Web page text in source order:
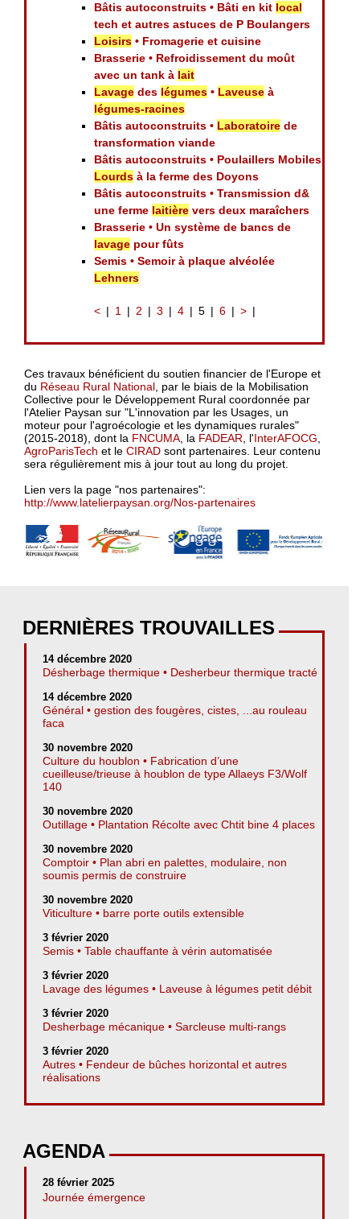
Bâtis autoconstruits • Bâti en kit local
tech et autres astuces de P Boulangers
Loisirs • Fromagerie et cuisine
Brasserie • Refroidissement du moût
avec un tank à lait
Lavage des légumes • Laveuse à
légumes-racines
Bâtis autoconstruits • Laboratoire de
transformation viande
Bâtis autoconstruits • Poulaillers Mobiles
Lourds à la ferme des Doyons
Bâtis autoconstruits • Transmission d&
une ferme laitière vers deux maraîchers
Brasserie • Un système de bancs de
lavage pour fûts
Semis • Semoir à plaque alvéolée
Lehners
< 1 2 3 4 5 6 >
Ces travaux bénéficient du soutien financier de l'Europe et
du Réseau Rural National, par le biais de la Mobilisation
Collective pour le Développement Rural coordonnée par
l'Atelier Paysan sur "L'innovation par les Usages, un
moteur pour l'agroécologie et les dynamiques rurales"
(2015-2018), dont la FNCUMA, la FADEAR, l'InterAFOCG,
AgroParisTech et le CIRAD sont partenaires. Leur contenu
sera régulièrement mis à jour tout au long du projet.
Lien vers la page "nos partenaires":
http://www.latelierpaysan.org/Nos-partenaires
DERNIÈRES TROUVAILLES
14 décembre 2020
Désherbage thermique • Desherbeur thermique tracté
14 décembre 2020
Général • gestion des fougères, cistes, ...au rouleau
faca
30 novembre 2020
Culture du houblon • Fabrication d’une
cueilleuse/trieuse à houblon de type Allaeys F3/Wolf
140
30 novembre 2020
Outillage • Plantation Récolte avec Chtit bine 4 places
30 novembre 2020
Comptoir • Plan abri en palettes, modulaire, non
soumis permis de construire
30 novembre 2020
Viticulture • barre porte outils extensible
3 février 2020
Semis • Table chauffante à vérin automatisée
3 février 2020
Lavage des légumes • Laveuse à légumes petit débit
3 février 2020
Desherbage mécanique • Sarcleuse multi-rangs
3 février 2020
Autres • Fendeur de bûches horizontal et autres
réalisations
AGENDA
28 février 2025
Journée émergence